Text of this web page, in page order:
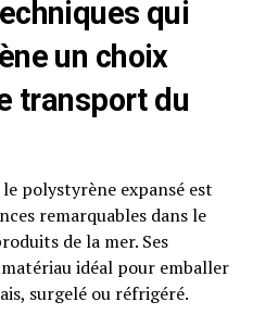
qui
un choix
transport du
polystyrène expansé est
remarquables dans le
de la mer. Ses
idéal pour emballer
surgelé ou réfrigéré.